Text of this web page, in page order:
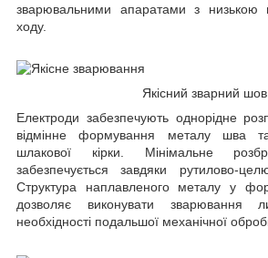
зварювальними апаратами з низькою
ходу.
Якісний зварний шов
Електроди забезпечують однорідне
відмінне формування металу шва
шлакової кірки. Мінімальне
забезпечується завдяки рутилово-
Структура наплавленого металу у
дозволяє виконувати зварювання
необхідності подальшої механічної